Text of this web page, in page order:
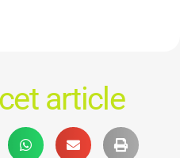
article